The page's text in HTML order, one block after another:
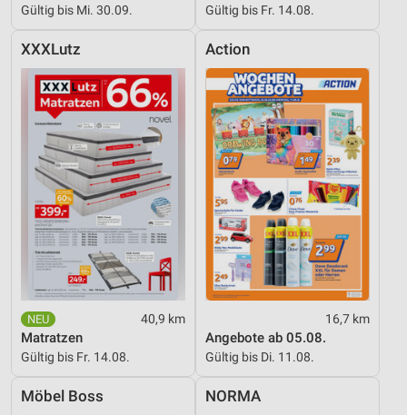
Gültig bis Mi. 30.09. Gültig bis Fr. 14.08.
XXXLutz
40,9 km
Matratzen
Gültig bis Fr. 14.08.
Action
16,7 km
Angebote ab 05.08.
Gültig bis Di. 11.08.
Möbel Boss NORMA